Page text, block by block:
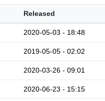
Released
2020-05-03 - 18:48
2019-05-05 - 02:02
2020-03-26 - 09:01
2020-06-23 - 15:15